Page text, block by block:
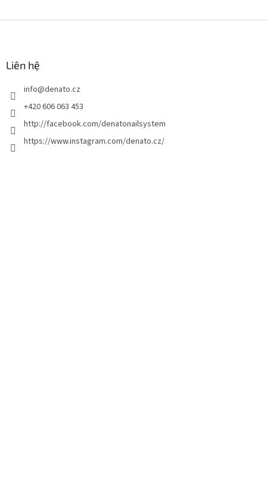
Liên hệ
info@denato.cz
+420 606 063 453
http://facebook.com/denatonailsystem
https://www.instagram.com/denato.cz/